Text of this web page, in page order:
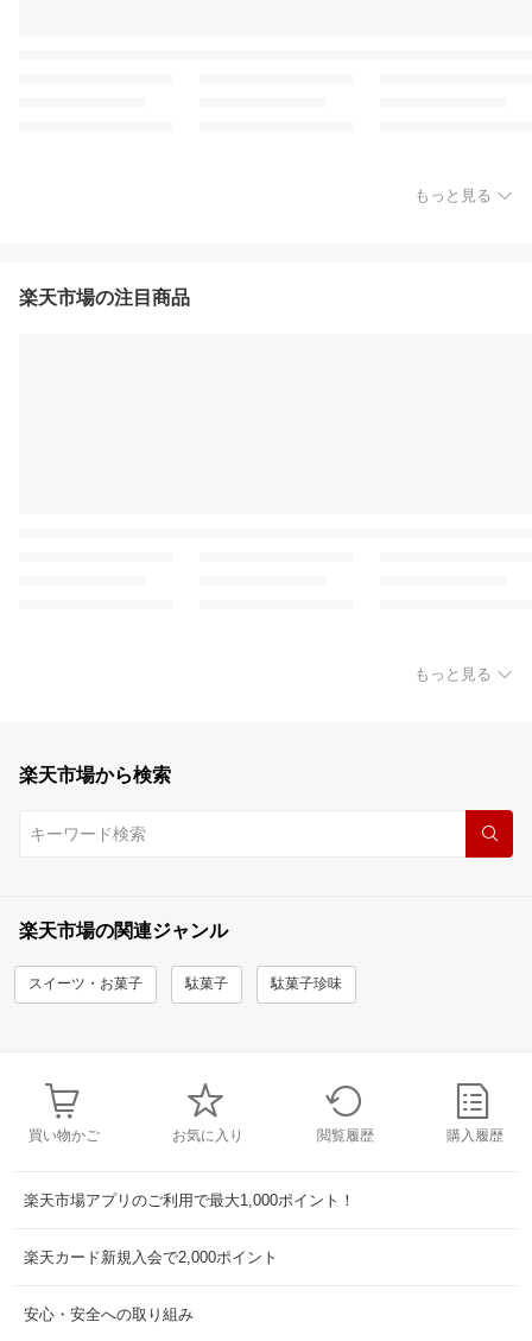
もっと見る
楽天市場の注目商品
もっと見る
楽天市場から検索
楽天市場の関連ジャンル
スイーツ・お菓子 駄菓子 駄菓子珍味
買い物かご お気に入り 閲覧履歴 購入履歴
楽天市場アプリのご利用で最大1,000ポイント！
楽天カード新規入会で2,000ポイント
安心・安全への取り組み